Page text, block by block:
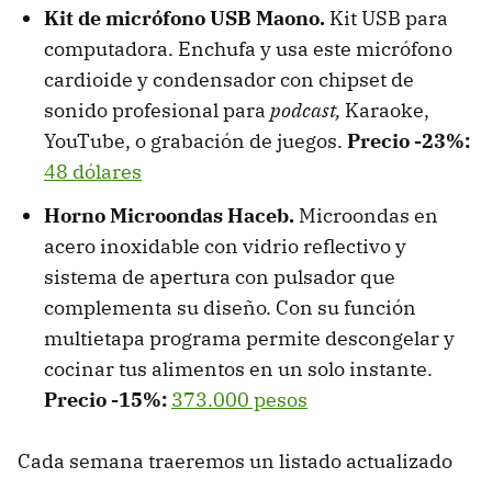
Kit de micrófono USB Maono. Kit USB para
computadora. Enchufa y usa este micrófono
cardioide y condensador con chipset de
sonido profesional para podcast, Karaoke,
YouTube, o grabación de juegos. Precio -23%:
48 dólares
Horno Microondas Haceb. Microondas en
acero inoxidable con vidrio reflectivo y
sistema de apertura con pulsador que
complementa su diseño. Con su función
multietapa programa permite descongelar y
cocinar tus alimentos en un solo instante.
Precio -15%: 373.000 pesos
Cada semana traeremos un listado actualizado